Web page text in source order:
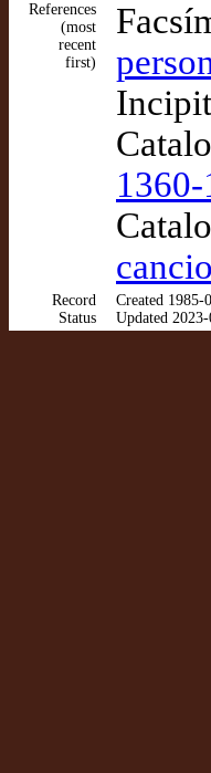
References
(most
recent
first)
Record
Status
Created 1985-
Updated